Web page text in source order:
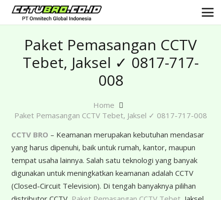
Paket Pemasangan CCTV
Tebet, Jaksel ✓ 0817-717-
008
Home
Paket Pemasangan CCTV Tebet, Jaksel ✓ 0817-717-008
CCTV BRO – Keamanan merupakan kebutuhan mendasar
yang harus dipenuhi, baik untuk rumah, kantor, maupun
tempat usaha lainnya. Salah satu teknologi yang banyak
digunakan untuk meningkatkan keamanan adalah CCTV
(Closed-Circuit Television). Di tengah banyaknya pilihan